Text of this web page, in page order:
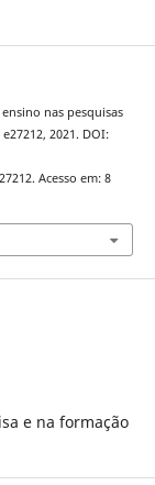
nas pesquisas
2021. DOI:
Acesso em: 8
e na formação